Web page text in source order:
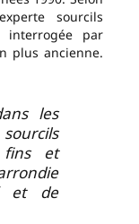
sourcils
interrogée par
plus ancienne.
les
fins et
et de